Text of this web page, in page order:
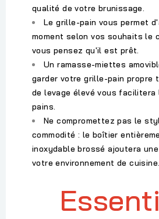
qualité de votre brunissage.
Le grille-pain vous permet
moment selon vos souhaits le
vous pensez qu'il est prêt.
Un ramasse-miettes
garder votre grille-pain propre
de levage élevé vous
pains.
Ne compromettez pas le
commodité : le boîtier
inoxydable brossé ajoutera
votre environnement de cuisine.